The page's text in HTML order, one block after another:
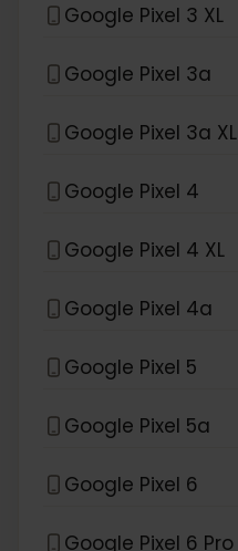
Google Pixel 3 XL
Google Pixel 3a
Google Pixel 3a XL
Google Pixel 4
Google Pixel 4 XL
Google Pixel 4a
Google Pixel 5
Google Pixel 5a
Google Pixel 6
Google Pixel 6 Pro